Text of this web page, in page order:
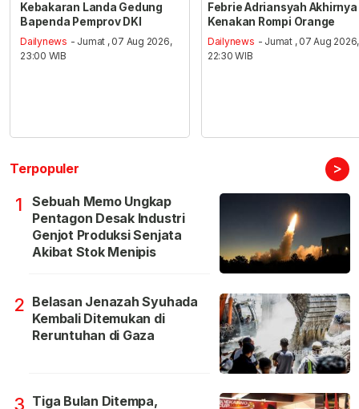
Kebakaran Landa Gedung
Bapenda Pemprov DKI
Dailynews - Jumat , 07 Aug 2026,
23:00 WIB
Febrie Adriansyah Akhirnya
Kenakan Rompi Orange
Dailynews - Jumat , 07 Aug 2026,
22:30 WIB
Terpopuler >
1
Sebuah Memo Ungkap
Pentagon Desak Industri
Genjot Produksi Senjata
Akibat Stok Menipis
2 Belasan Jenazah Syuhada
Kembali Ditemukan di
Reruntuhan di Gaza
3 Tiga Bulan Ditempa,